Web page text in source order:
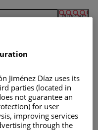
Jiménez Díaz uses its
parties (located in
not guarantee an
for user
improving services
through the